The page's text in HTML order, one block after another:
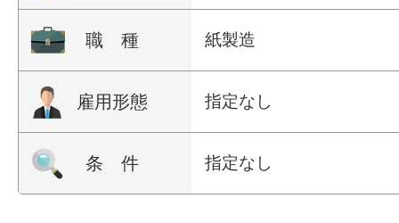
職 種 紙製造
雇用形態 指定なし
条 件 指定なし